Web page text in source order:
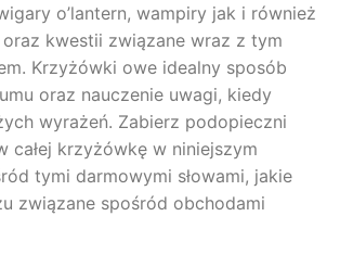
o’lantern, wampiry jak i również
kwestii związane wraz z tym
Krzyżówki owe idealny sposób
oraz nauczenie uwagi, kiedy
wyrażeń. Zabierz podopieczni
całej krzyżówkę w niniejszym
tymi darmowymi słowami, jakie
związane spośród obchodami